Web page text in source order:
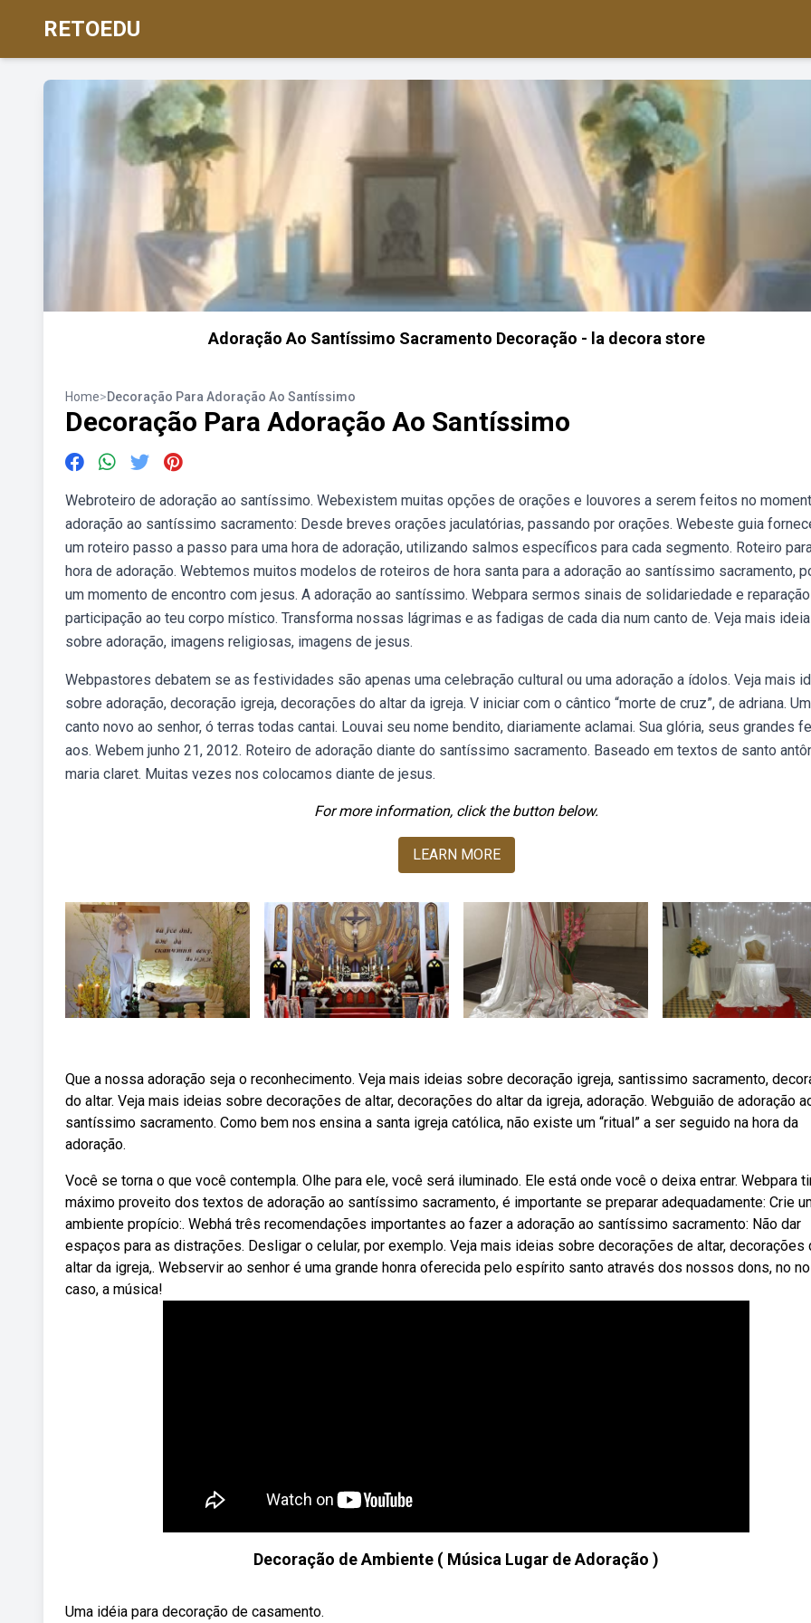
RETOEDU
Adoração Ao Santíssimo Sacramento Decoração - la decora store
Home>Decoração Para Adoração Ao Santíssimo
Decoração Para Adoração Ao Santíssimo
Webroteiro de adoração ao santíssimo. Webexistem muitas opções de orações e louvores a serem feitos no
adoração ao santíssimo sacramento: Desde breves orações jaculatórias, passando por orações. Webeste guia
um roteiro passo a passo para uma hora de adoração, utilizando salmos específicos para cada segmento. Roteiro
hora de adoração. Webtemos muitos modelos de roteiros de hora santa para a adoração ao santíssimo sacramento,
um momento de encontro com jesus. A adoração ao santíssimo. Webpara sermos sinais de solidariedade e
participação ao teu corpo místico. Transforma nossas lágrimas e as fadigas de cada dia num canto de. Veja mais
sobre adoração, imagens religiosas, imagens de jesus.
Webpastores debatem se as festividades são apenas uma celebração cultural ou uma adoração a ídolos. Veja mais
sobre adoração, decoração igreja, decorações do altar da igreja. V iniciar com o cântico “morte de cruz”, de adriana. Um
canto novo ao senhor, ó terras todas cantai. Louvai seu nome bendito, diariamente aclamai. Sua glória, seus grandes
aos. Webem junho 21, 2012. Roteiro de adoração diante do santíssimo sacramento. Baseado em textos de santo
maria claret. Muitas vezes nos colocamos diante de jesus.
For more information, click the button below.
LEARN MORE
Que a nossa adoração seja o reconhecimento. Veja mais ideias sobre decoração igreja, santissimo sacramento,
do altar. Veja mais ideias sobre decorações de altar, decorações do altar da igreja, adoração. Webguião de adoração
santíssimo sacramento. Como bem nos ensina a santa igreja católica, não existe um “ritual” a ser seguido na hora da
adoração.
Você se torna o que você contempla. Olhe para ele, você será iluminado. Ele está onde você o deixa entrar. Webpara
máximo proveito dos textos de adoração ao santíssimo sacramento, é importante se preparar adequadamente: Crie
ambiente propício:. Webhá três recomendações importantes ao fazer a adoração ao santíssimo sacramento: Não dar
espaços para as distrações. Desligar o celular, por exemplo. Veja mais ideias sobre decorações de altar, decorações
altar da igreja,. Webservir ao senhor é uma grande honra oferecida pelo espírito santo através dos nossos dons, no
caso, a música!
Decoração de Ambiente ( Música Lugar de Adoração )
Uma idéia para decoração de casamento.